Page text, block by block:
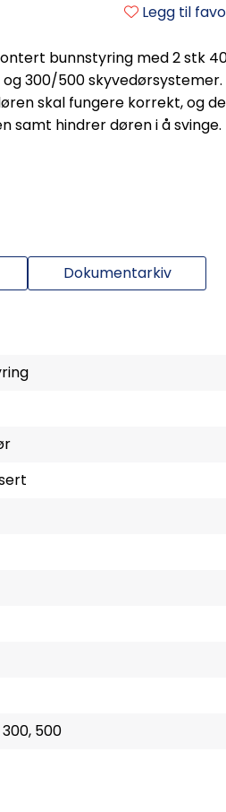
Legg til
bunnstyring med 2 stk
og 300/500
skal fungere korrekt, og
samt hindrer døren i å
Dokumentarkiv
300, 500